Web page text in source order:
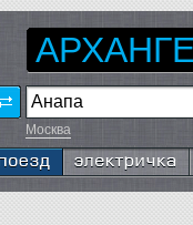
Москва
Электричка